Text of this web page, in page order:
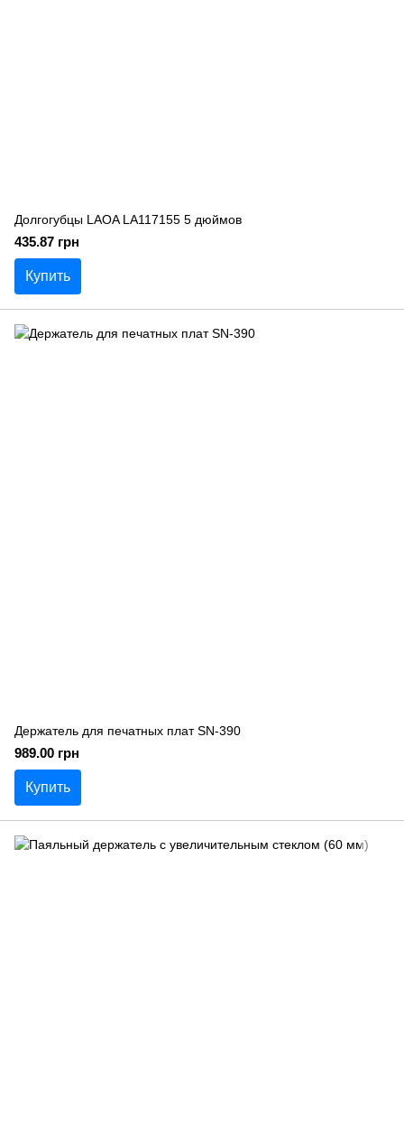
Долгогубцы LAOA LA117155 5 дюймов
435.87 грн
Купить
Держатель для печатных плат SN-390
989.00 грн
Купить